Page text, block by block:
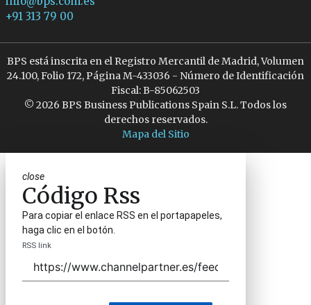
+91 313 79 00
BPS está inscrita en el Registro Mercantil de Madrid, Volumen
24.100, Folio 172, Página M-433036 - Número de Identificación
Fiscal: B-85062503
© 2026 BPS Business Publications Spain S.L. Todos los
derechos reservados.
Mapa del Sitio
close
Código Rss
Para copiar el enlace RSS en el portapapeles,
haga clic en el botón.
RSS link